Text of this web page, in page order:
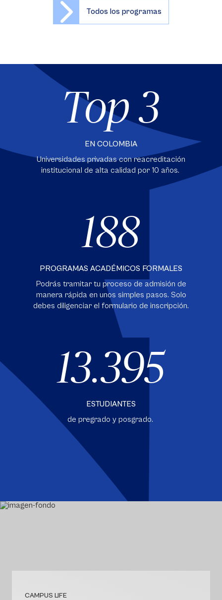
Todos los programas
Top 3
EN COLOMBIA
Universidades privadas con reacreditación
institucional de alta calidad por 10 años.
188
PROGRAMAS ACADÉMICOS FORMALES
Podrás tramitar tu proceso de admisión de
manera rápida en unos simples pasos. Solo
debes diligenciar el formulario de inscripción.
13.395
ESTUDIANTES
de pregrado y posgrado.
CAMPUS LIFE